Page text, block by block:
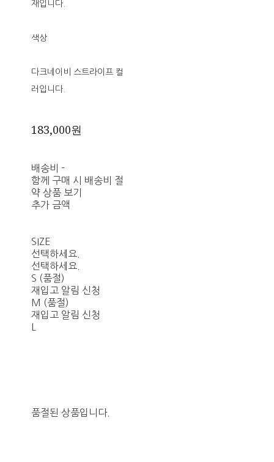
재입니다.
색상
다크네이비 스트라이프 컬
러입니다.
183,000원
배송비 -
함께 구매 시 배송비 절
약 상품 보기
추가 금액
SIZE
선택하세요.
선택하세요.
S (품절)
재입고 알림 신청
M (품절)
재입고 알림 신청
품절된 상품입니다.